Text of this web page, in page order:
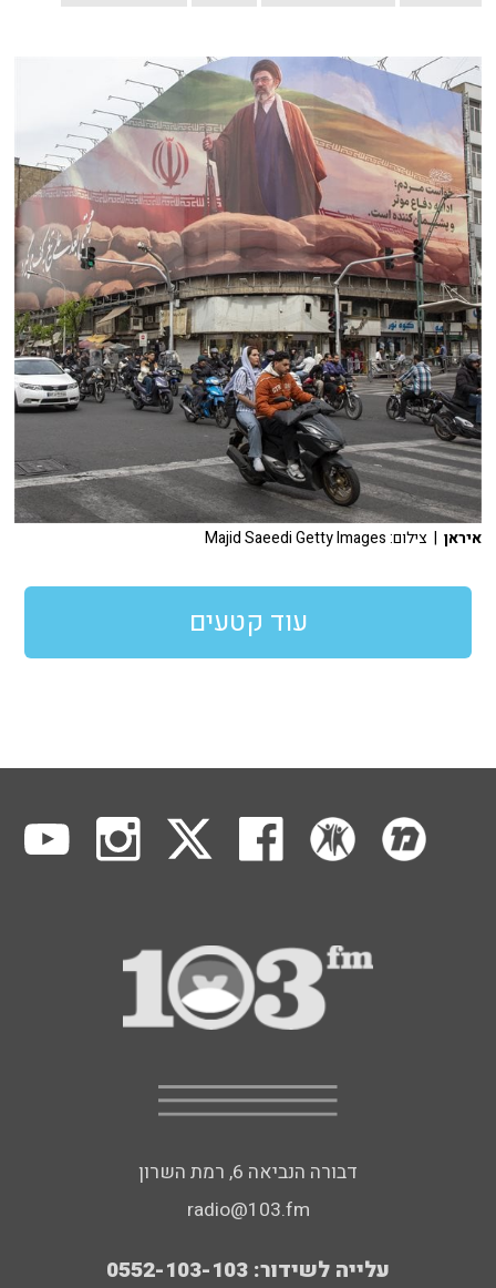
איראן | צילום: Majid Saeedi Getty Images
עוד קטעים
דבורה הנביאה 6, רמת השרון
radio@103.fm
עלייה לשידור: 0552-103-103